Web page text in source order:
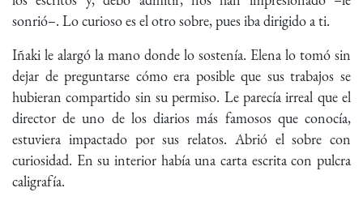
sonrió–. Lo curioso es el otro sobre, pues iba dirigido a ti.
Iñaki le alargó la mano donde lo sostenía. Elena lo tomó sin
dejar de preguntarse cómo era posible que sus trabajos se
hubieran compartido sin su permiso. Le parecía irreal que el
director de uno de los diarios más famosos que conocía,
estuviera impactado por sus relatos. Abrió el sobre con
curiosidad. En su interior había una carta escrita con pulcra
caligrafía.